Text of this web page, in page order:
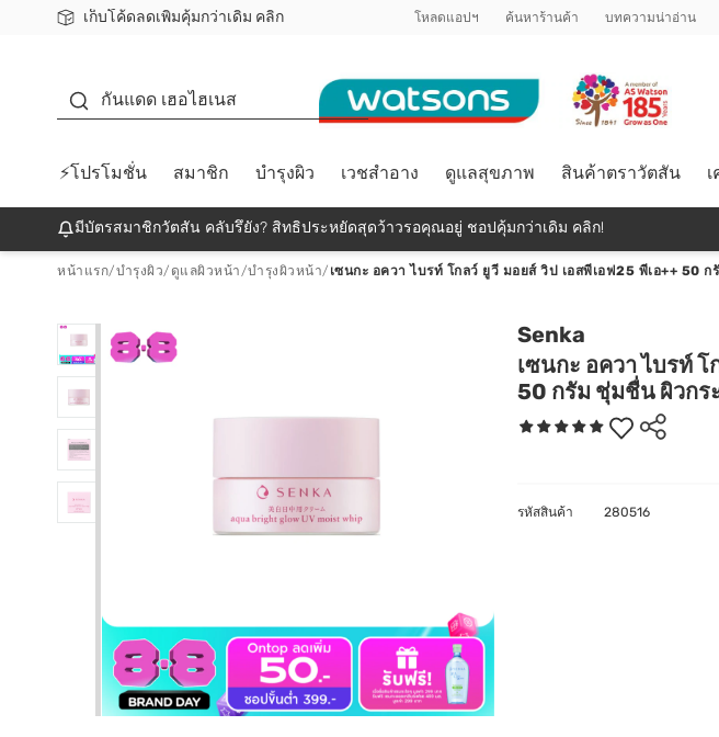
เก็บโค้ดลดเพิ่มคุ้มกว่าเดิม คลิก
ชอปออนไลน์ครั้งแรก ลดเพิ่มจุก ๆ 10%! 🎉
📦ส่งฟรี! เมื่อชอป 499฿
สมาชิกวัตสัน คลับดียังไง? โหลดแอปฯ ค้นหาร้านค้า บทความน่าอ่าน
กันแดด เฮอไฮเนส
⚡โปรโมชั่น สมาชิก บำรุงผิว เวชสำอาง ดูแลสุขภาพ สินค้าตราวัตสัน
มีบัตรสมาชิกวัตสัน คลับรึยัง? สิทธิประหยัดสุดว้าวรอคุณอยู่ ชอปคุ้มกว่าเดิม คลิก!
หน้าแรก/บำรุงผิว/ ดูแลผิวหน้า/บำรุงผิวหน้า/ เซนกะ อควา ไบรท์ โกลว์ ยูวี มอยส์ วิป เอสพีเอฟ25 พีเอ++ 50 ก
Senka
เซนกะ อควา ไบรท์ โ
50 กรัม ชุ่มชื่น ผิวกร
รหัสสินค้า 280516